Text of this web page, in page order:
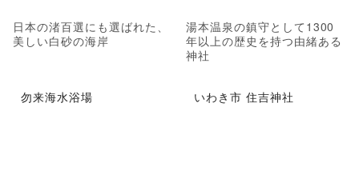
日本の渚百選にも選ばれた、
美しい白砂の海岸
湯本温泉の鎮守として1300
年以上の歴史を持つ由緒ある
神社
勿来海水浴場 いわき市 住吉神社